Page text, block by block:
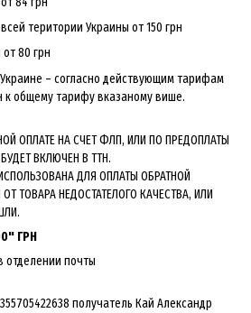
територии Украины от 150 грн
80 грн
– согласно действующим тарифам
к общему тарифу вказаному више.
ОПЛАТЕ НА СЧЕТ ФЛП, ИЛИ ПО ПРЕДОПЛАТЫ
ВКЛЮЧЕН В ТТН.
ДЛЯ ОПЛАТЫ ОБРАТНОЙ
ТОВАРА НЕДОСТАТЕЛОГО КАЧЕСТВА, ИЛИ
ГРН
отделении почты
получатель Кай Александр